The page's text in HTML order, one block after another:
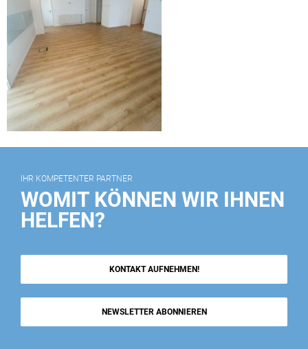
IHR KOMPETENTER PARTNER
WOMIT KÖNNEN WIR IHNEN
HELFEN?
KONTAKT AUFNEHMEN!
NEWSLETTER ABONNIEREN